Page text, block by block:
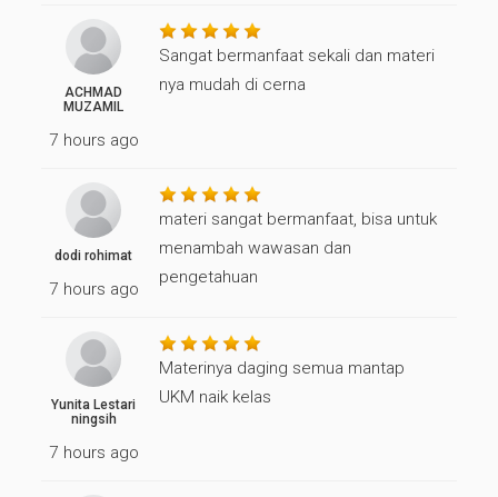
ACHMAD
MUZAMIL
7 hours ago
Sangat bermanfaat sekali dan materi
nya mudah di cerna
dodi rohimat
7 hours ago
materi sangat bermanfaat, bisa untuk
menambah wawasan dan
pengetahuan
Yunita Lestari
ningsih
7 hours ago
Materinya daging semua mantap
UKM naik kelas